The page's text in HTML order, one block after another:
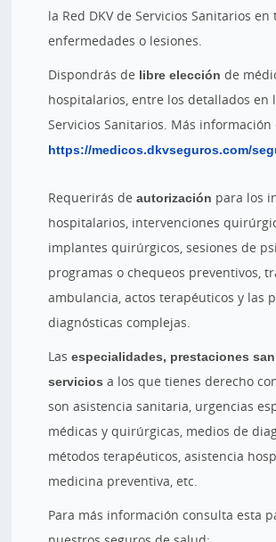
la Red DKV de Servicios Sanitarios en
enfermedades o lesiones.
Dispondrás de libre elección de
hospitalarios, entre los detallados en
Servicios Sanitarios. Más información
https://medicos.dkvseguros.com/
Requerirás deautorización para los
hospitalarios, intervenciones
implantes quirúrgicos, sesiones de
programas o chequeos preventivos,
ambulancia, actos terapéuticos y las
diagnósticas complejas.
Lasespecialidades, prestaciones
servicios a los que tienes derecho
son asistencia sanitaria, urgencias
médicas y quirúrgicas, medios de
métodos terapéuticos, asistencia
medicina preventiva, etc.
Para más información consulta esta